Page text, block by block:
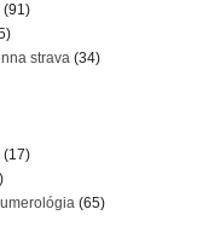
(91)
strava (34)
(17)
(65)